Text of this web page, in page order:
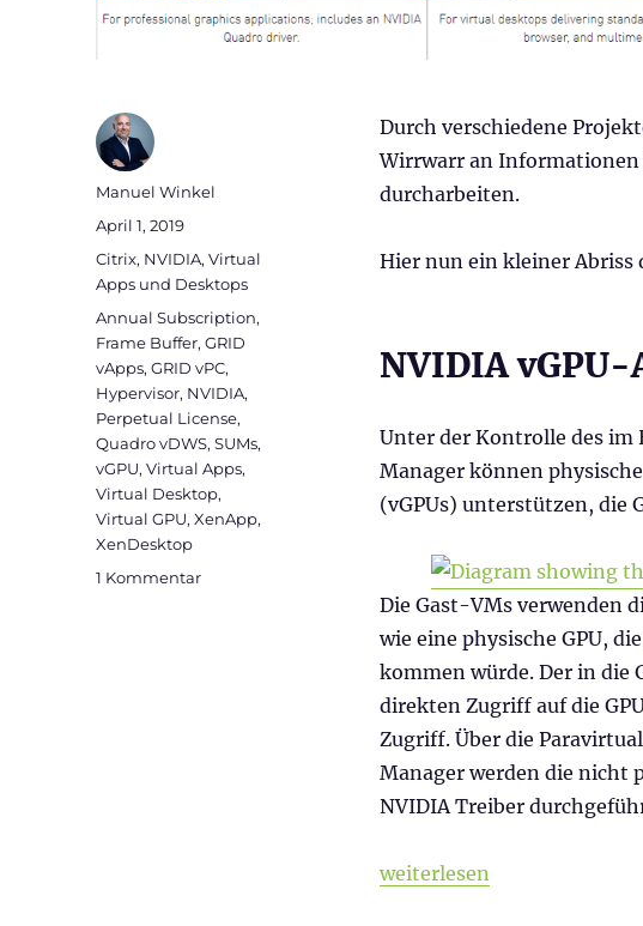
Durch verschiedene
Wirrwarr an Informationen
durcharbeiten.
Hier nun ein kleiner
NVIDIA
Unter der Kontrolle des im
Manager können
(vGPUs) unterstützen, die
Die Gast-VMs verwenden
wie eine physische GPU,
kommen würde. Der in die
direkten Zugriff auf die
Zugriff. Über die
Manager werden die nicht
NVIDIA Treiber
„NVIDIA vGPU
weiterlesen
Autor
Manuel Winkel
Veröffentlicht
am
April 1, 2019
Kategorien
Citrix, NVIDIA,Virtual
Apps und Desktops
Schlagwörter
Annual Subscription,
Frame Buffer,GRID
vApps,GRID vPC,
Hypervisor, NVIDIA,
Perpetual License,
Quadro vDWS,SUMs,
vGPU,Virtual Apps,
Virtual Desktop,
Virtual GPU,XenApp,
XenDesktop
1 Kommentarzu